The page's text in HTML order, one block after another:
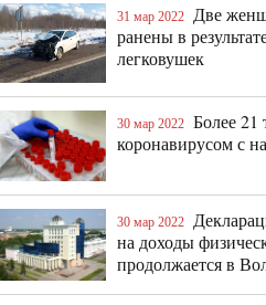
31 мар 2022
Две
ранены в
легковушек
30 мар 2022 Более 21
коронавирусом с
30 мар 2022
на доходы
продолжается в